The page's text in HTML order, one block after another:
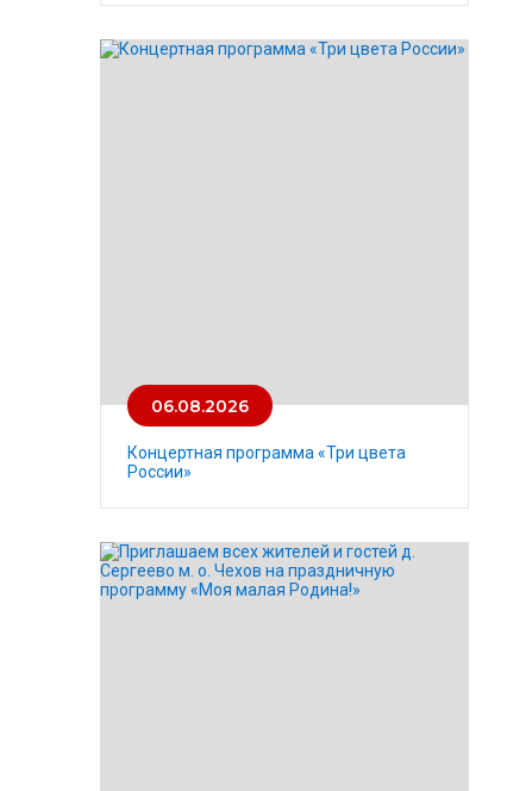
06.08.2026
Концертная программа «Три цвета
России»